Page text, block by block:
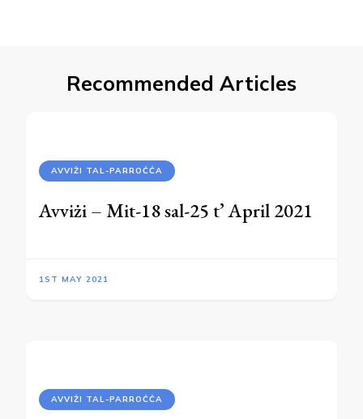
Recommended Articles
AVVIŻI TAL-PARROĊĊA
Avviżi – Mit-18 sal-25 t’ April 2021
1ST MAY 2021
AVVIŻI TAL-PARROĊĊA